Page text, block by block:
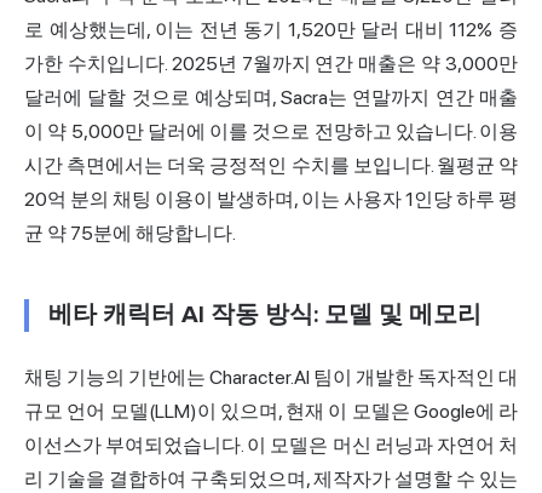
로 예상했는데, 이는 전년 동기 1,520만 달러 대비 112% 증
가한 수치입니다. 2025년 7월까지 연간 매출은 약 3,000만
달러에 달할 것으로 예상되며, Sacra는 연말까지 연간 매출
이 약 5,000만 달러에 이를 것으로 전망하고 있습니다. 이용
시간 측면에서는 더욱 긍정적인 수치를 보입니다. 월평균 약
20억 분의 채팅 이용이 발생하며, 이는 사용자 1인당 하루 평
균 약 75분에 해당합니다.
베타 캐릭터 AI 작동 방식: 모델 및 메모리
채팅 기능의 기반에는 Character.AI 팀이 개발한 독자적인 대
규모 언어 모델(LLM)이 있으며, 현재 이 모델은 Google에 라
이선스가 부여되었습니다. 이 모델은 머신 러닝과 자연어 처
리 기술을 결합하여 구축되었으며, 제작자가 설명할 수 있는